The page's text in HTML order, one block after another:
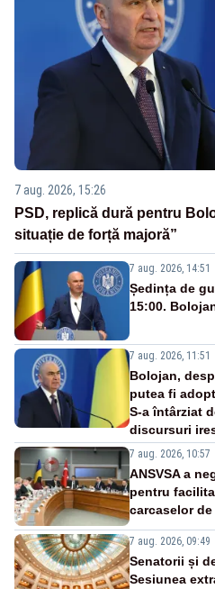
7 aug. 2026, 15:26
PSD, replică dură pentru
situație de forță majoră”
7 aug. 2026, 14:51
Ședința de
15:00.
7 aug. 2026, 11:51
Bolojan,
putea fi
S-a întârziat
discursuri
7 aug. 2026, 10:57
ANSVSA a
pentru
carcaselor
7 aug. 2026, 09:49
Senatorii și
Sesiunea